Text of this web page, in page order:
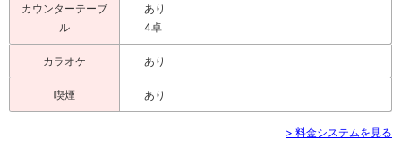
カウンターテーブ
ル
あり
4卓
カラオケ あり
喫煙 あり
> 料金システムを見る